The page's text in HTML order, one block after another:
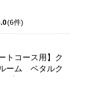
(6件)
トコース用】ク
ーム ペタルク